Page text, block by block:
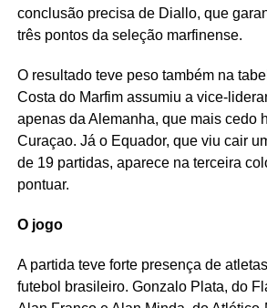
conclusão precisa de Diallo, que
três pontos da seleção marfinense.
O resultado teve peso também na
Costa do Marfim assumiu a vice-
apenas da Alemanha, que mais cedo
Curaçao. Já o Equador, que viu cair
de 19 partidas, aparece na terceira
pontuar.
O jogo
A partida teve forte presença de
futebol brasileiro. Gonzalo Plata, do